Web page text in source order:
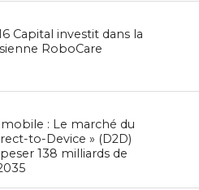
Capital investit dans la
RoboCare
: Le marché du
to-Device » (D2D)
138 milliards de